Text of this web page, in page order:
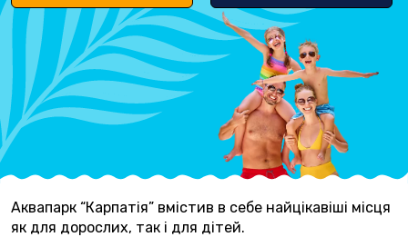
Аквапарк “Карпатія” вмістив в себе найцікавіші місця
як для дорослих, так і для дітей.